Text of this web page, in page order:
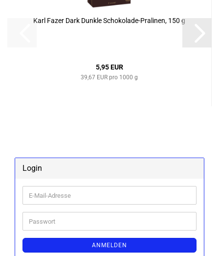
Karl Fazer Dark Dunk­le Schokolade-​​Pra­li­nen, 150 g
5,95 EUR
39,67 EUR pro 1000 g
Login
E-
Mail-
Adresse
Passwort
ANMELDEN